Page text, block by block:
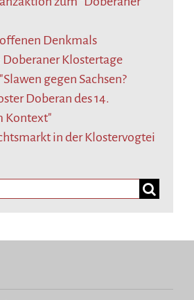
Denkmals
Doberaner Klostertage
gegen Sachsen?
Doberan des 14.
Kontext"
in der Klostervogtei